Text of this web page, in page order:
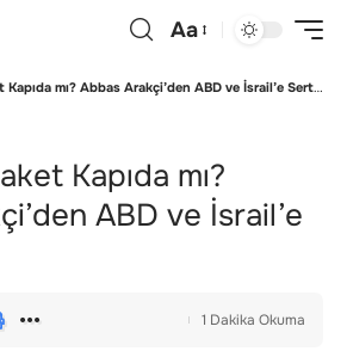
Aa
mı? Abbas Arakçi’den ABD ve İsrail’e Sert Tepki!
Kapıda mı?
ABD ve İsrail’e
1 Dakika Okuma